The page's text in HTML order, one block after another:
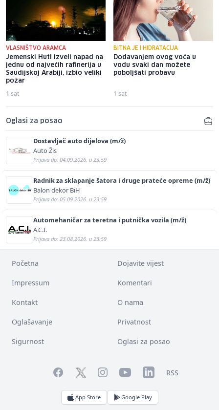
VLASNIŠTVO ARAMCA
Jemenski Huti izveli napad na
jednu od najvećih rafinerija u
Saudijskoj Arabiji, izbio veliki
požar
1 sat
BITNA JE I HIDRATACIJA
Dodavanjem ovog voća u
vodu svaki dan možete
poboljšati probavu
1 sat
Oglasi za posao
Dostavljač auto dijelova (m/ž)
Auto Žis
Prijava do: 04.09.2026. u 23:59
Radnik za sklapanje šatora i druge prateće opreme (m/ž)
Balon dekor BiH
Prijava do: 05.09.2026. u 23:59
Automehaničar za teretna i putnička vozila (m/ž)
A.C.I.
Prijava do: 23.08.2026. u 23:59
Početna Dojavite vijest
Impressum Komentari
Kontakt O nama
Oglašavanje Privatnost
Sigurnost Oglasi za posao
FacebookTwitterInstagramYouTubeLinkedInRSS
App Store Google Play